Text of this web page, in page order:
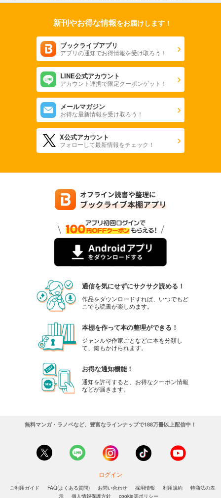
新刊やお得な情報をお届けします！
ブックライブアプリ
アプリの通知でお得情報を受け取ろう！
LINE公式アカウント
アカウント連携で限定クーポンゲット！
メールマガジン
お得な最新情報を受け取ろう！
X公式アカウント
フォローして最新情報をチェック！
通信を気にせずにサクサク読める！
作品をダウンロードすれば、いつでもど
こでも読書が楽しめます。
本棚を作って本の整理ができる！
ジャンルや作家ごとなどに本を分類し
て、鍵もかけられます。
お得な通知機能！
通知を許可すると、お得なクーポン情報
などが届きます。
無料マンガ・ラノベなど、豊富なラインナップで188万冊以上配信中！
ログイン
ご利用ガイド FAQ(よくある質問) お問い合わせ 採用情報 利用規約
特商法の表
示
個人情報保護方針 cookie等ポリシー